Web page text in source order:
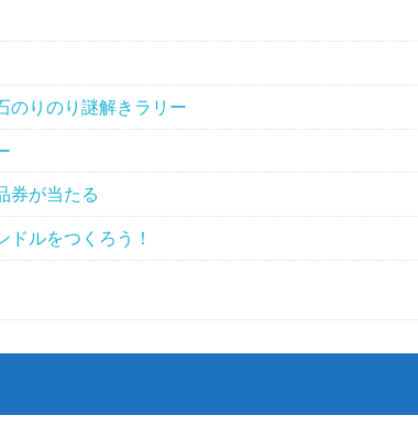
のりのり謎解きラリー
券が当たる
ドルをつくろう！